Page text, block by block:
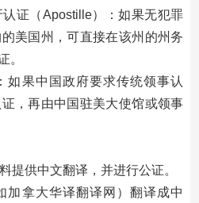
证（Apostille）：如果无犯罪
美国州，可直接在该州的州务
。
如果中国政府要求传统领事认
，再由中国驻美大使馆或领事
提供中文翻译，并进行公证。
加拿大华译翻译网）翻译成中